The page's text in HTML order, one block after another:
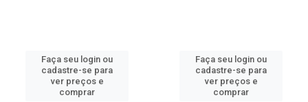
Faça seu login ou
cadastre-se para
ver preços e
comprar
Faça seu login ou
cadastre-se para
ver preços e
comprar